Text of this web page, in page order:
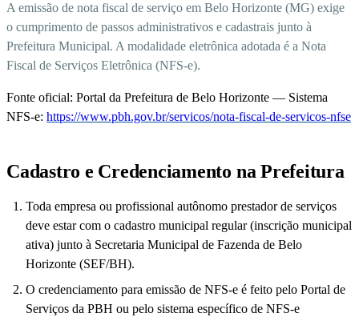
A emissão de nota fiscal de serviço em Belo Horizonte (MG) exige
o cumprimento de passos administrativos e cadastrais junto à
Prefeitura Municipal. A modalidade eletrônica adotada é a Nota
Fiscal de Serviços Eletrônica (NFS-e).
Fonte oficial: Portal da Prefeitura de Belo Horizonte — Sistema
NFS-e: https://www.pbh.gov.br/servicos/nota-fiscal-de-servicos-nfse
Cadastro e Credenciamento na Prefeitura
Toda empresa ou profissional autônomo prestador de serviços
deve estar com o cadastro municipal regular (inscrição municipal
ativa) junto à Secretaria Municipal de Fazenda de Belo
Horizonte (SEF/BH).
O credenciamento para emissão de NFS-e é feito pelo Portal de
Serviços da PBH ou pelo sistema específico de NFS-e